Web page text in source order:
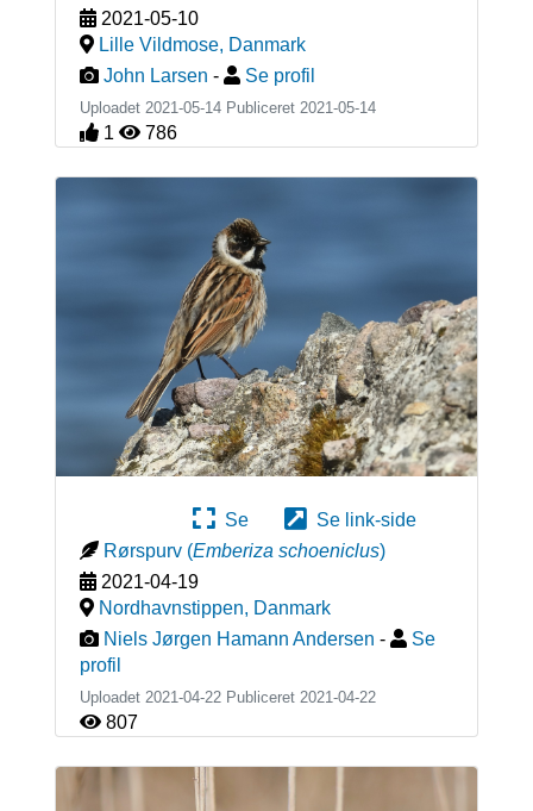
2021-05-10
Lille Vildmose, Danmark
John Larsen - Se profil
Uploadet 2021-05-14 Publiceret 2021-05-14
1 786
Se
Se link-side
Rørspurv (Emberiza schoeniclus)
2021-04-19
Nordhavnstippen, Danmark
Niels Jørgen Hamann Andersen -
Se
profil
Uploadet 2021-04-22 Publiceret 2021-04-22
807